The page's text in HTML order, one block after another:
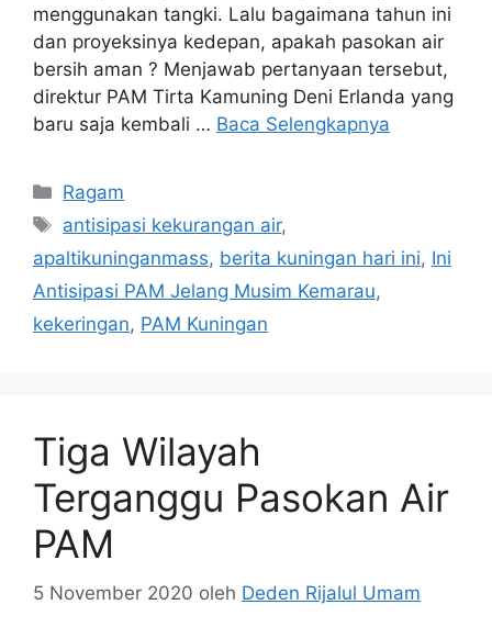
menggunakan tangki. Lalu bagaimana tahun ini
dan proyeksinya kedepan, apakah pasokan air
bersih aman ? Menjawab pertanyaan tersebut,
direktur PAM Tirta Kamuning Deni Erlanda yang
baru saja kembali … Baca Selengkapnya
Kategori
Ragam
Tag
antisipasi kekurangan air,
apaltikuninganmass, berita kuningan hari ini, Ini
Antisipasi PAM Jelang Musim Kemarau,
kekeringan, PAM Kuningan
Tiga Wilayah
Terganggu Pasokan Air
PAM
5 November 2020 oleh Deden Rijalul Umam